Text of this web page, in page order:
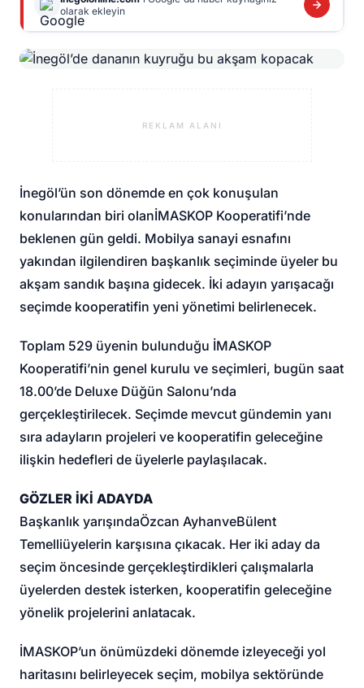
olarak ekleyin
REKLAM ALANI
İnegöl’ün son dönemde en çok konuşulan
konularından biri olanİMASKOP Kooperatifi’nde
beklenen gün geldi. Mobilya sanayi esnafını
yakından ilgilendiren başkanlık seçiminde üyeler bu
akşam sandık başına gidecek. İki adayın yarışacağı
seçimde kooperatifin yeni yönetimi belirlenecek.
Toplam 529 üyenin bulunduğu İMASKOP
Kooperatifi’nin genel kurulu ve seçimleri, bugün saat
18.00’de Deluxe Düğün Salonu’nda
gerçekleştirilecek. Seçimde mevcut gündemin yanı
sıra adayların projeleri ve kooperatifin geleceğine
ilişkin hedefleri de üyelerle paylaşılacak.
GÖZLER İKİ ADAYDA
Başkanlık yarışındaÖzcan AyhanveBülent
Temelliüyelerin karşısına çıkacak. Her iki aday da
seçim öncesinde gerçekleştirdikleri çalışmalarla
üyelerden destek isterken, kooperatifin geleceğine
yönelik projelerini anlatacak.
İMASKOP’un önümüzdeki dönemde izleyeceği yol
haritasını belirleyecek seçim, mobilya sektöründe